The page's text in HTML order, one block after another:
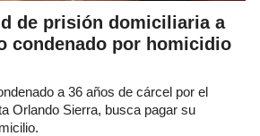
de prisión domiciliaria a
condenado por homicidio
a 36 años de cárcel por el
Orlando Sierra, busca pagar su